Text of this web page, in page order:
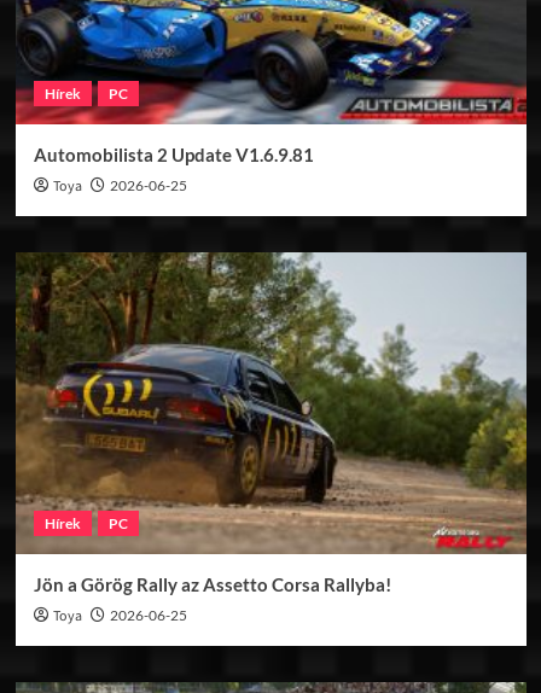
Hírek PC
Automobilista 2 Update V1.6.9.81
Toya 2026-06-25
Hírek PC
Jön a Görög Rally az Assetto Corsa Rallyba!
Toya 2026-06-25